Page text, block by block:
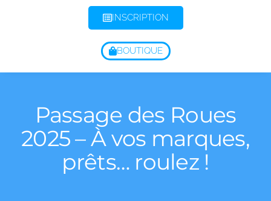
INSCRIPTION
BOUTIQUE
Passage des Roues
2025 – À vos marques,
prêts… roulez !